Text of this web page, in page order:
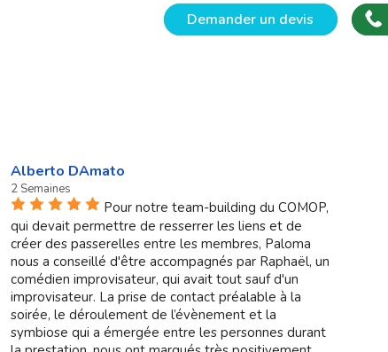
Demander un devis
Alberto DAmato
2 Semaines
Pour notre team-building du COMOP,
qui devait permettre de resserrer les liens et de
créer des passerelles entre les membres, Paloma
nous a conseillé d'être accompagnés par Raphaël, un
comédien improvisateur, qui avait tout sauf d'un
improvisateur. La prise de contact préalable à la
soirée, le déroulement de l’évènement et la
symbiose qui a émergée entre les personnes durant